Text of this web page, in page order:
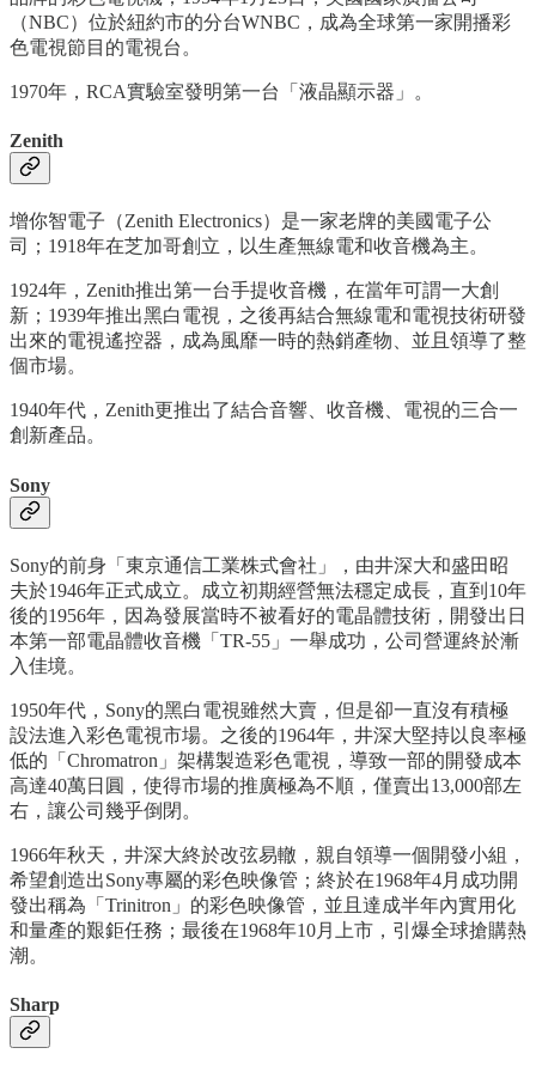
（NBC）位於紐約市的分台WNBC，成為全球第一家開播彩
色電視節目的電視台。
1970年，RCA實驗室發明第一台「液晶顯示器」。
Zenith
增你智電子（Zenith Electronics）是一家老牌的美國電子公
司；1918年在芝加哥創立，以生產無線電和收音機為主。
1924年，Zenith推出第一台手提收音機，在當年可謂一大創
新；1939年推出黑白電視，之後再結合無線電和電視技術研發
出來的電視遙控器，成為風靡一時的熱銷產物、並且領導了整
個市場。
1940年代，Zenith更推出了結合音響、收音機、電視的三合一
創新產品。
Sony
Sony的前身「東京通信工業株式會社」，由井深大和盛田昭
夫於1946年正式成立。成立初期經營無法穩定成長，直到10年
後的1956年，因為發展當時不被看好的電晶體技術，開發出日
本第一部電晶體收音機「TR-55」一舉成功，公司營運終於漸
入佳境。
1950年代，Sony的黑白電視雖然大賣，但是卻一直沒有積極
設法進入彩色電視市場。之後的1964年，井深大堅持以良率極
低的「Chromatron」架構製造彩色電視，導致一部的開發成本
高達40萬日圓，使得市場的推廣極為不順，僅賣出13,000部左
右，讓公司幾乎倒閉。
1966年秋天，井深大終於改弦易轍，親自領導一個開發小組，
希望創造出Sony專屬的彩色映像管；終於在1968年4月成功開
發出稱為「Trinitron」的彩色映像管，並且達成半年內實用化
和量產的艱鉅任務；最後在1968年10月上市，引爆全球搶購熱
潮。
Sharp